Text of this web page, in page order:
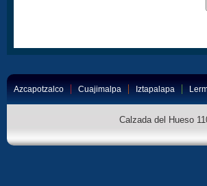
Azcapotzalco Cuajimalpa Iztapalapa
Calzada del Hueso